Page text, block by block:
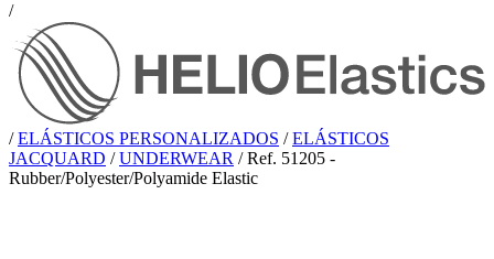
/
/ ELÁSTICOS PERSONALIZADOS / ELÁSTICOS
JACQUARD / UNDERWEAR / Ref. 51205 -
Rubber/Polyester/Polyamide Elastic